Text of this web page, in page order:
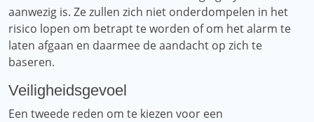
aanwezig is. Ze zullen zich niet onderdompelen in het
risico lopen om betrapt te worden of om het alarm te
laten afgaan en daarmee de aandacht op zich te
baseren.
Veiligheidsgevoel
Een tweede reden om te kiezen voor een